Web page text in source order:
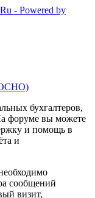
бухгалтеров,
форуме вы можете
и помощь в
и
сообщений
визит,